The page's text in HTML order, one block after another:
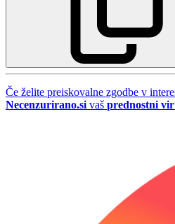
Če želite preiskovalne zgodbe v
Necenzurirano.si vaš prednostni